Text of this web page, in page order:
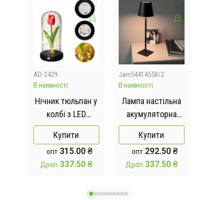
AD-2429
В наявності
Нічник тюльпан у
колбі з LED
підсвічуванням
живлення 3
батарейки ААА
Купити
опт315.00 ₴
Дроп 337.50 ₴
Jam54414558/2
В наявності
Лампа настільна
акумуляторна
Cozy у
скандинавському
стилі 5 Вт
5200mA 2401
Купити
опт292.50 ₴
Дроп 337.50 ₴